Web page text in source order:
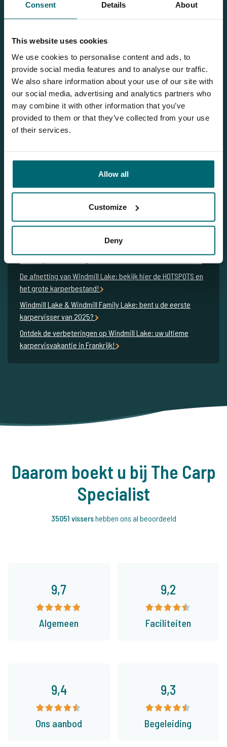
Consent Details About
This website uses cookies
We use cookies to personalise content and ads, to
provide social media features and to analyse our traffic.
We also share information about your use of our site with
our social media, advertising and analytics partners who
may combine it with other information that you’ve
provided to them or that they’ve collected from your use
of their services.
Allow all
Customize
Deny
Wilt u meer informatie?
Wilt u meer informatie over dit betaalwater? Neem dan
gerust contact met ons op
NL+31 344 66 48 06
info@thecarpspecialist.nl
Gerelateerde blogs
De afnetting van Windmill Lake: bekijk hier de HOTSPOTS en
het grote karperbestand!
Windmill Lake & Windmill Family Lake: bent u de eerste
karpervisser van 2025?
Ontdek de verbeteringen op Windmill Lake: uw ultieme
karpervisvakantie in Frankrijk!
Daarom boekt u bij The Carp
Specialist
35051 vissershebben ons al beoordeeld
9,7
Algemeen
9,2
Faciliteiten
9,4
Ons aanbod
9,3
Begeleiding